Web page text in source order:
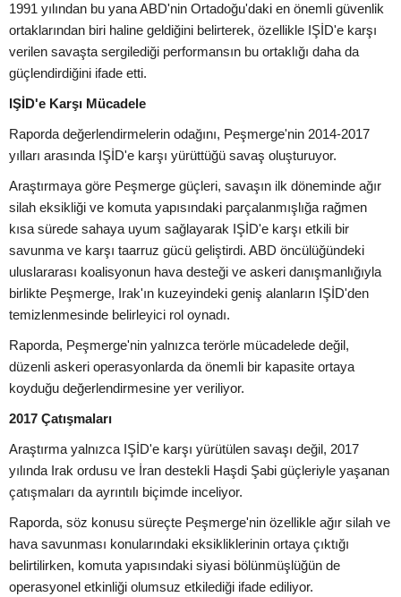
1991 yılından bu yana ABD'nin Ortadoğu'daki en önemli güvenlik
ortaklarından biri haline geldiğini belirterek, özellikle IŞİD'e karşı
verilen savaşta sergilediği performansın bu ortaklığı daha da
güçlendirdiğini ifade etti.
IŞİD'e Karşı Mücadele
Raporda değerlendirmelerin odağını, Peşmerge'nin 2014-2017
yılları arasında IŞİD'e karşı yürüttüğü savaş oluşturuyor.
Araştırmaya göre Peşmerge güçleri, savaşın ilk döneminde ağır
silah eksikliği ve komuta yapısındaki parçalanmışlığa rağmen
kısa sürede sahaya uyum sağlayarak IŞİD'e karşı etkili bir
savunma ve karşı taarruz gücü geliştirdi. ABD öncülüğündeki
uluslararası koalisyonun hava desteği ve askeri danışmanlığıyla
birlikte Peşmerge, Irak'ın kuzeyindeki geniş alanların IŞİD'den
temizlenmesinde belirleyici rol oynadı.
Raporda, Peşmerge'nin yalnızca terörle mücadelede değil,
düzenli askeri operasyonlarda da önemli bir kapasite ortaya
koyduğu değerlendirmesine yer veriliyor.
2017 Çatışmaları
Araştırma yalnızca IŞİD'e karşı yürütülen savaşı değil, 2017
yılında Irak ordusu ve İran destekli Haşdi Şabi güçleriyle yaşanan
çatışmaları da ayrıntılı biçimde inceliyor.
Raporda, söz konusu süreçte Peşmerge'nin özellikle ağır silah ve
hava savunması konularındaki eksikliklerinin ortaya çıktığı
belirtilirken, komuta yapısındaki siyasi bölünmüşlüğün de
operasyonel etkinliği olumsuz etkilediği ifade ediliyor.